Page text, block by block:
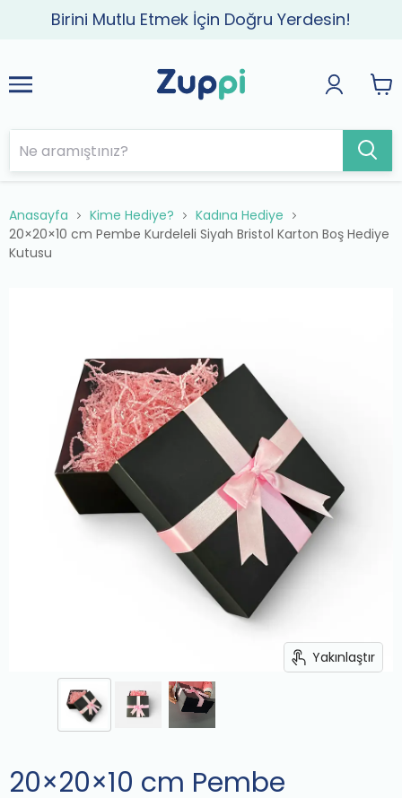
Birini Mutlu Etmek İçin Doğru Yerdesin!
Anasayfa Kime Hediye?
Kadına Hediye
20×20×10 cm Pembe Kurdeleli Siyah Bristol Karton Boş Hediye
Kutusu
Yakınlaştır
20×20×10 cm Pembe